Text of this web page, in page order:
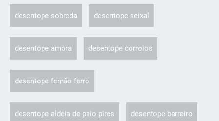
desentope sobreda desentope seixal
desentope amora desentope corroios
desentope fernão ferro
desentope aldeia de paio pires desentope barreiro